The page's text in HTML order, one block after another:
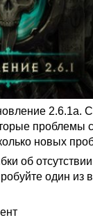
2.6.1a.
проблемы
новых
об
один из